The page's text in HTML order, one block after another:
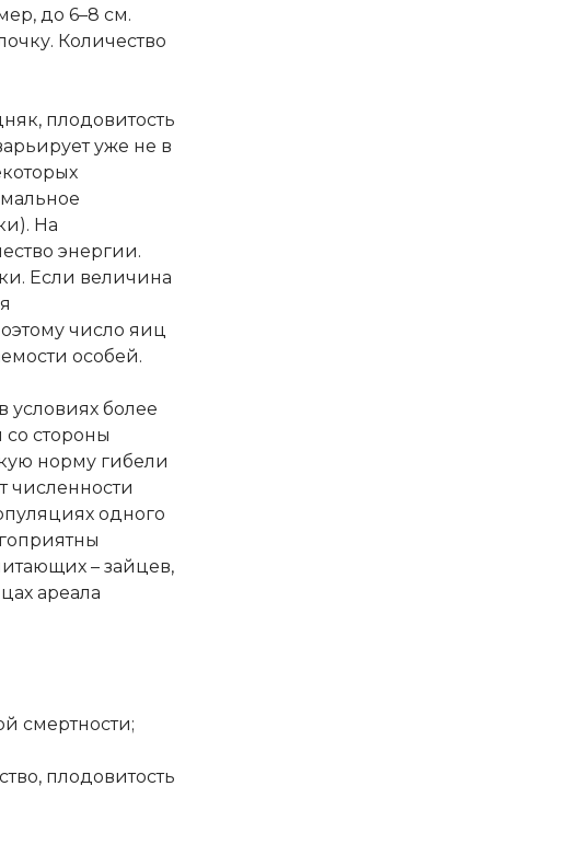
до 6–8 см.
Количество
плодовитость
уже не в
На
энергии.
Если величина
число яиц
особей.
условиях более
стороны
норму гибели
численности
одного
– зайцев,
ареала
смертности;
плодовитость